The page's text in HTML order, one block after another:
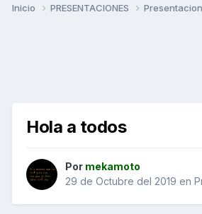
Inicio PRESENTACIONES
Hola a todos
Por mekamoto
29 de Octubre del 2019 en